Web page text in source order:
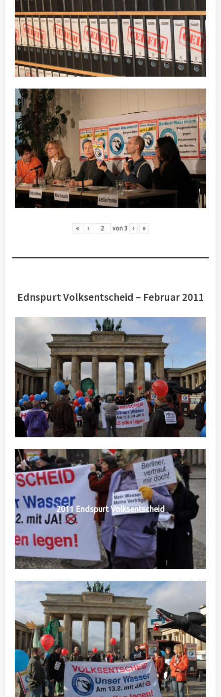
« ‹ von 3 › »
Ednspurt Volksentscheid – Februar 2011
2011 Endspurt Volksentscheid